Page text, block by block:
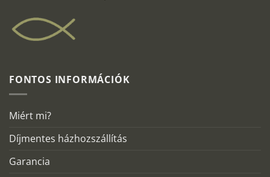
FONTOS INFORMÁCIÓK
Miért mi?
Díjmentes házhozszállítás
Garancia